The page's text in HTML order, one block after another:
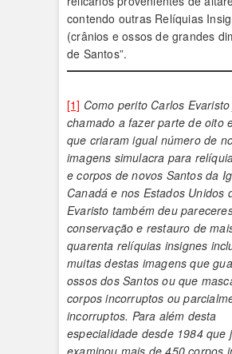
contendo outras Relíquias
(crânios e ossos de grandes
de Santos”.
[1] Como perito Carlos
chamado a fazer parte de oito
que criaram igual número de
imagens simulacra para
e corpos de novos Santos da
Canadá e nos Estados Unidos
Evaristo também deu
conservação e restauro de
quarenta relíquias insignes
muitas destas imagens que
ossos dos Santos ou que
corpos incorruptos ou
incorruptos. Para além desta
especialidade desde 1984 que
examinou mais de 450 corpos